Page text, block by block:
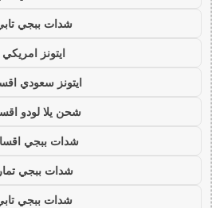
شدات ببجي
ايتونز امريكي
ايتونز سعودي
شحن يلا لودو
شدات ببجي
شدات ببجي
شدات ببجي